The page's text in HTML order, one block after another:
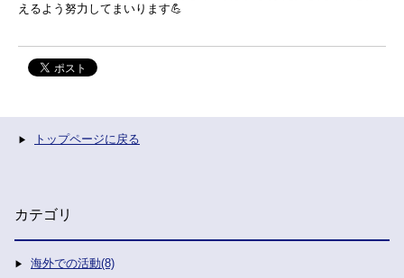
えるよう努力してまいります💪
トップページに戻る
カテゴリ
海外での活動(8)